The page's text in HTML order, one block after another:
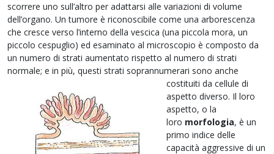
scorrere uno sull’altro per adattarsi alle variazioni di volume
dell’organo. Un tumore è riconoscibile come una arborescenza
che cresce verso l’interno della vescica (una piccola mora, un
piccolo cespuglio) ed esaminato al microscopio è composto da
un numero di strati aumentato rispetto al numero di strati
normale; e in più, questi strati soprannumerari sono anche
costituiti da cellule di
aspetto diverso. Il loro
aspetto, o la
loro morfologia, è un
primo indice delle
capacità aggressive di un